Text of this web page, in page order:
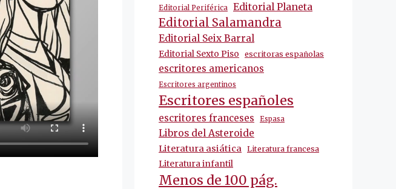
Editorial Periférica Editorial Planeta
Editorial Salamandra
Editorial Seix Barral
Editorial Sexto Piso escritoras españolas
escritores americanos
Escritores argentinos
Escritores españoles
escritores franceses Espasa
Libros del Asteroide
Literatura asiática Literatura francesa
Literatura infantil
Menos de 100 pág.